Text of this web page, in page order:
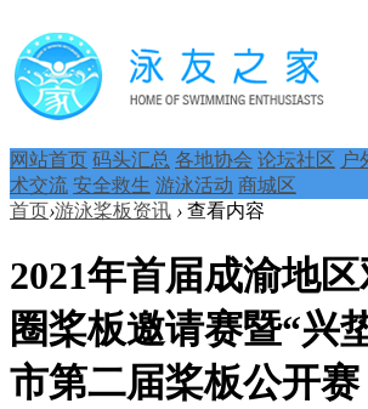
网站首页 码头汇总 各地协会 论坛社区 户
术交流 安全救生 游泳活动 商城区
首页›游泳桨板资讯 › 查看内容
2021年首届成渝地
圈桨板邀请赛暨“兴
市第二届桨板公开赛